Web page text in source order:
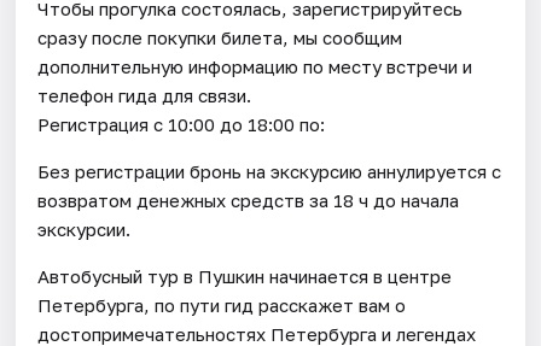
Чтобы прогулка состоялась, зарегистрируйтесь
сразу после покупки билета, мы сообщим
дополнительную информацию по месту встречи и
телефон гида для связи.
Регистрация с 10:00 до 18:00 по:
Без регистрации бронь на экскурсию аннулируется с
возвратом денежных средств за 18 ч до начала
экскурсии.
Автобусный тур в Пушкин начинается в центре
Петербурга, по пути гид расскажет вам о
достопримечательностях Петербурга и легендах